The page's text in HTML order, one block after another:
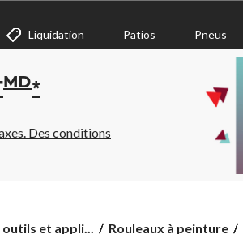
Liquidation Patios Pneus
MD*
Des conditions
et appli... Rouleaux à peinture